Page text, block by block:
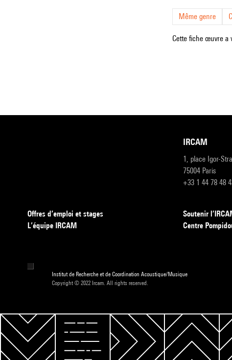
Même genre
Cette fiche œuvre a
IRCAM
1, place Igor-
75004 Paris
+33 1 44 78 48
Offres d’emploi et stages
L’équipe IRCAM
Soutenir
Centre
Institut de Recherche et de Coordination Acoustique/Musique
Copyright © 2022 Ircam. All rights reserved.